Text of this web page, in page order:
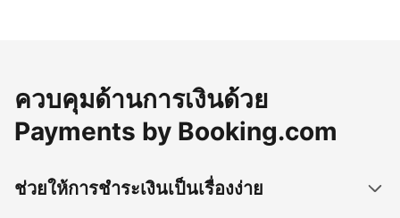
ควบคุมด้านการเงินด้วย
Payments by Booking.com
ช่วยให้การชำระเงินเป็นเรื่องง่าย